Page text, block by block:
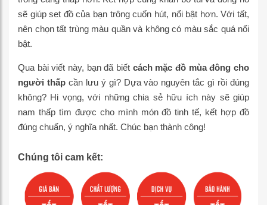
sẽ giúp set đồ của bạn trông cuốn hút, nổi bật hơn. Với tất,
nên chọn tất trùng màu quần và không có màu sắc quá nổi
bật.
Qua bài viết này, bạn đã biết cách mặc đồ mùa đông cho
người thấpcần lưu ý gì? Dựa vào nguyên tắc gì rồi đúng
không? Hi vọng, với những chia sẻ hữu ích này sẽ giúp
nam thấp tìm được cho mình món đồ tinh tế, kết hợp đồ
đúng chuẩn, ý nghĩa nhất. Chúc bạn thành công!
Chúng tôi cam kết: